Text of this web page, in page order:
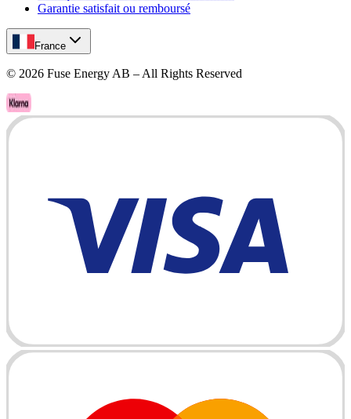
Garantie satisfait ou remboursé
France
© 2026 Fuse Energy AB – All Rights Reserved